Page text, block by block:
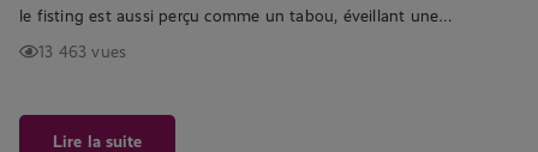
le fisting est aussi perçu comme un tabou, éveillant une…
13 463 vues
Lire la suite